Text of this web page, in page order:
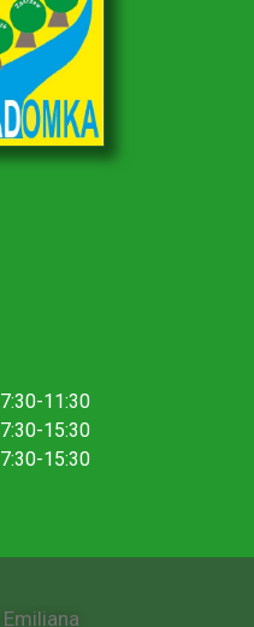
7:30-11:30
7:30-15:30
7:30-15:30
Emiliana